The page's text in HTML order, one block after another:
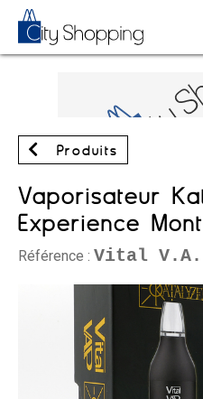
Produits
Vaporisateur
Experience
Référence : Vital